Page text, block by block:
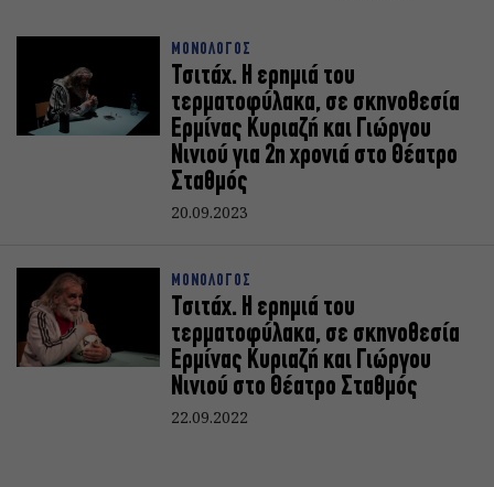
ΜΟΝΟΛΟΓΟΣ
Τσιτάχ. Η ερημιά του
τερματοφύλακα, σε σκηνοθεσία
Ερμίνας Κυριαζή και Γιώργου
Νινιού για 2η χρονιά στο Θέατρο
Σταθμός
20.09.2023
ΜΟΝΟΛΟΓΟΣ
Τσιτάχ. Η ερημιά του
τερματοφύλακα, σε σκηνοθεσία
Ερμίνας Κυριαζή και Γιώργου
Νινιού στο Θέατρο Σταθμός
22.09.2022